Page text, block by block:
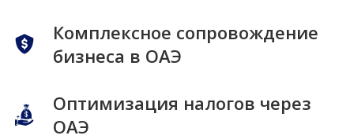
Комплексное сопровождение
бизнеса в ОАЭ
Оптимизация налогов через
ОАЭ